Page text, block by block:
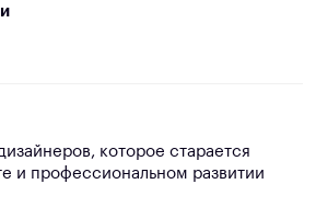
которое старается
и профессиональном развитии